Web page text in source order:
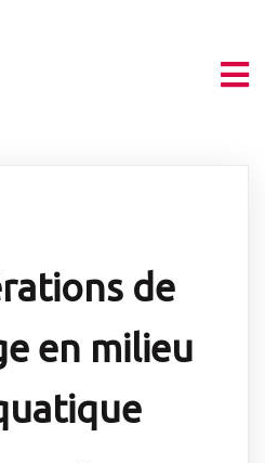
de
en milieu